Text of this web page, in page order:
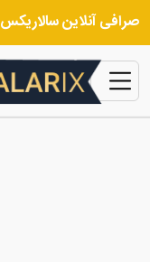
صرافی آنلاین سالاریکس